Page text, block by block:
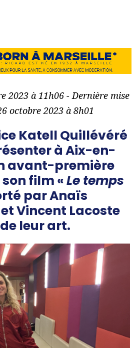
2023 à 11h06 - Dernière mise
octobre 2023 à 8h01
Katell Quillévéré
à Aix-en-
avant-première
film «Le temps
par Anaïs
Vincent Lacoste
leur art.